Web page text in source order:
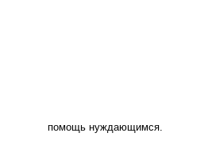
помощь нуждающимся.